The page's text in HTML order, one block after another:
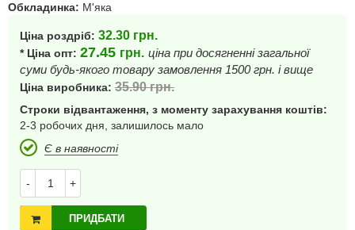
Обкладинка: М'яка
Ціна роздріб: 32.30 грн.
* Ціна опт: 27.45 грн. ціна при досягненні загальної
суми будь-якого товару замовлення 1500 грн. і вище
Ціна виробника: 35.90грн.
Строки відвантаження, з моменту зарахування коштів:
2-3 робочих дня, залишилось мало
Є в наявності
- +
ПРИДБАТИ